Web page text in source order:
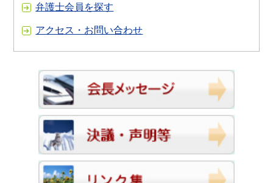
弁護士会員を探す
アクセス・お問い合わせ